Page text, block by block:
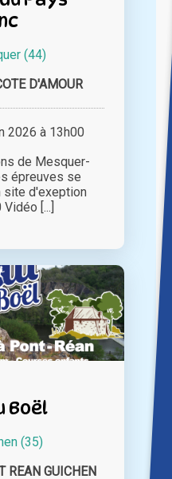
(44)
D'AMOUR
à 13h00
de Mesquer-
épreuves se
site d'exeption
[...]
Boël
(35)
REAN GUICHEN